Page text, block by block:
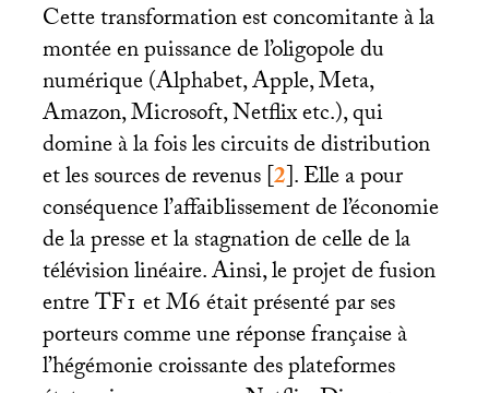
Cette transformation est concomitante à la
montée en puissance de l’oligopole du
numérique (Alphabet, Apple, Meta,
Amazon, Microsoft, Netflix etc.), qui
domine à la fois les circuits de distribution
et les sources de revenus[2]. Elle a pour
conséquence l’affaiblissement de l’économie
de la presse et la stagnation de celle de la
télévision linéaire. Ainsi, le projet de fusion
entreTF1 et M6 était présenté par ses
porteurs comme une réponse française à
l’hégémonie croissante des plateformes